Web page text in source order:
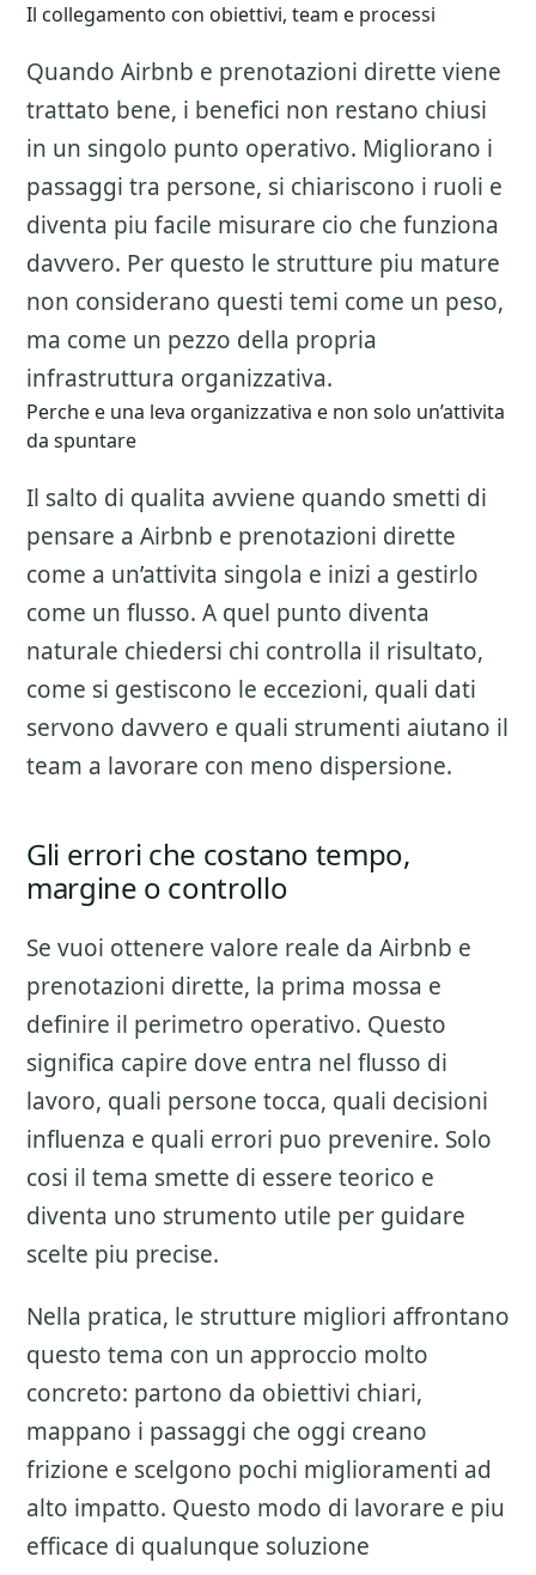
Il collegamento con obiettivi, team e processi
Quando Airbnb e prenotazioni dirette viene
trattato bene, i benefici non restano chiusi
in un singolo punto operativo. Migliorano i
passaggi tra persone, si chiariscono i ruoli e
diventa piu facile misurare cio che funziona
davvero. Per questo le strutture piu mature
non considerano questi temi come un peso,
ma come un pezzo della propria
infrastruttura organizzativa.
Perche e una leva organizzativa e non solo un’attivita
da spuntare
Il salto di qualita avviene quando smetti di
pensare a Airbnb e prenotazioni dirette
come a un’attivita singola e inizi a gestirlo
come un flusso. A quel punto diventa
naturale chiedersi chi controlla il risultato,
come si gestiscono le eccezioni, quali dati
servono davvero e quali strumenti aiutano il
team a lavorare con meno dispersione.
Gli errori che costano tempo,
margine o controllo
Se vuoi ottenere valore reale da Airbnb e
prenotazioni dirette, la prima mossa e
definire il perimetro operativo. Questo
significa capire dove entra nel flusso di
lavoro, quali persone tocca, quali decisioni
influenza e quali errori puo prevenire. Solo
cosi il tema smette di essere teorico e
diventa uno strumento utile per guidare
scelte piu precise.
Nella pratica, le strutture migliori affrontano
questo tema con un approccio molto
concreto: partono da obiettivi chiari,
mappano i passaggi che oggi creano
frizione e scelgono pochi miglioramenti ad
alto impatto. Questo modo di lavorare e piu
efficace di qualunque soluzione